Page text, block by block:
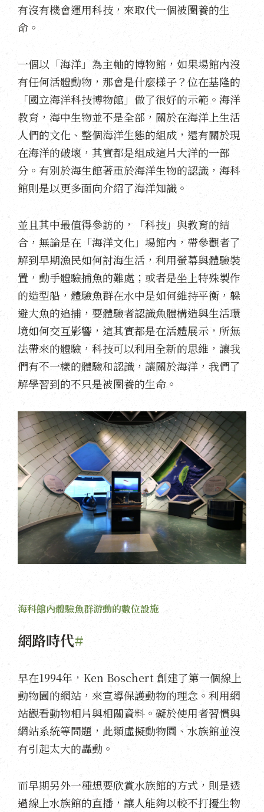
有沒有機會運用科技，來取代一個被圈養的生
命。
一個以「海洋」為主軸的博物館，如果場館內沒
有任何活體動物，那會是什麼樣子？位在基隆的
「國立海洋科技博物館」做了很好的示範。海洋
教育，海中生物並不是全部，關於在海洋上生活
人們的文化、整個海洋生態的組成，還有關於現
在海洋的破壞，其實都是組成這片大洋的一部
分。有別於海生館著重於海洋生物的認識，海科
館則是以更多面向介紹了海洋知識。
並且其中最值得參訪的，「科技」與教育的結
合，無論是在「海洋文化」場館內，帶參觀者了
解到早期漁民如何討海生活，利用螢幕與體驗裝
置，動手體驗捕魚的難處；或者是坐上特殊製作
的造型船，體驗魚群在水中是如何維持平衡，躲
避大魚的追捕，要體驗者認識魚體構造與生活環
境如何交互影響，這其實都是在活體展示，所無
法帶來的體驗，科技可以利用全新的思維，讓我
們有不一樣的體驗和認識，讓關於海洋，我們了
解學習到的不只是被圈養的生命。
海科館內體驗魚群游動的數位設施
網路時代#
早在1994年，Ken Boschert 創建了第一個線上
動物園的網站，來宣導保護動物的理念。利用網
站觀看動物相片與相關資料。礙於使用者習慣與
網站系統等問題，此類虛擬動物園、水族館並沒
有引起太大的轟動。
而早期另外一種想要欣賞水族館的方式，則是透
過線上水族館的直播，讓人能夠以較不打擾生物